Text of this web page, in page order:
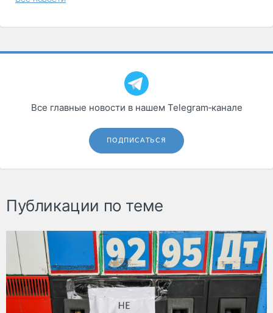
Все главные новости в нашем Telegram‑канале
ПОДПИСАТЬСЯ
Публикации по теме